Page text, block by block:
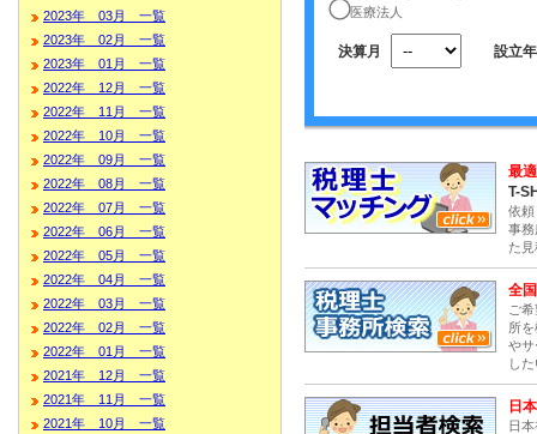
2023年 03月 一覧
2023年 02月 一覧
2023年 01月 一覧
2022年 12月 一覧
2022年 11月 一覧
2022年 10月 一覧
2022年 09月 一覧
2022年 08月 一覧
2022年 07月 一覧
2022年 06月 一覧
2022年 05月 一覧
2022年 04月 一覧
2022年 03月 一覧
2022年 02月 一覧
2022年 01月 一覧
2021年 12月 一覧
2021年 11月 一覧
2021年 10月 一覧
医療法人
決算月 設立年
最適
T-
依頼
事務
た
全
ご
所
やサ
し
日
日